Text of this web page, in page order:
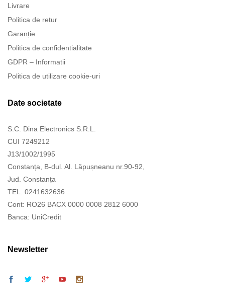
Livrare
Politica de retur
Garanție
Politica de confidentialitate
GDPR – Informatii
Politica de utilizare cookie-uri
Date societate
S.C. Dina Electronics S.R.L.
CUI 7249212
J13/1002/1995
Constanța, B-dul. Al. Lăpușneanu nr.90-92,
Jud. Constanța
TEL. 0241632636
Cont: RO26 BACX 0000 0008 2812 6000
Banca: UniCredit
Newsletter